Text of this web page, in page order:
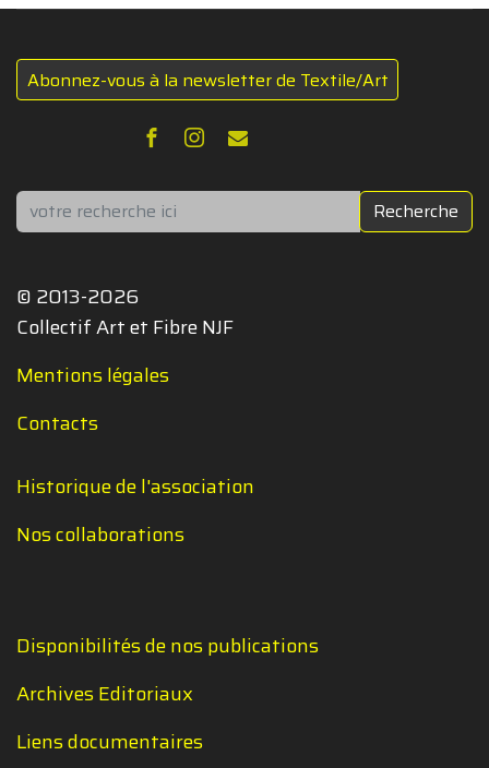
Abonnez-vous à la newsletter de Textile/Art
Rechercher Recherche
© 2013-2026
Collectif Art et Fibre NJF
Mentions légales
Contacts
Historique de l'association
Nos collaborations
Disponibilités de nos publications
Archives Editoriaux
Liens documentaires